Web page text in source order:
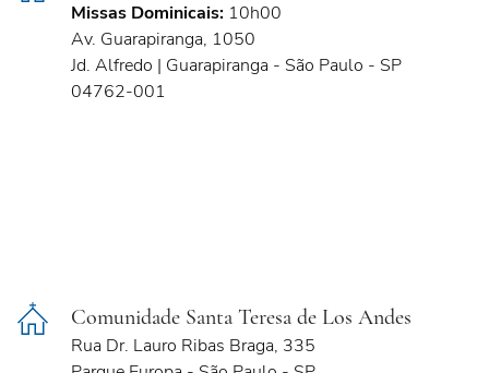
Missas Dominicais: 10h00
Av. Guarapiranga, 1050
Jd. Alfredo | Guarapiranga - São Paulo - SP
04762-001
Comunidade Santa Teresa de Los Andes
Rua Dr. Lauro Ribas Braga, 335